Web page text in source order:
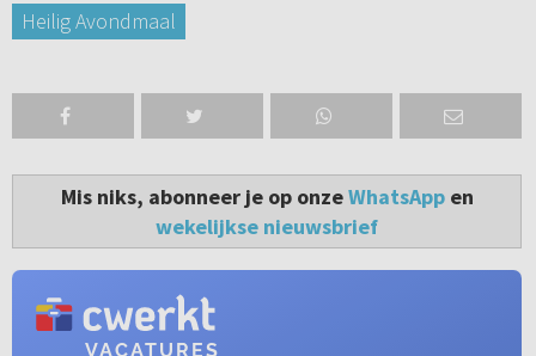
Heilig Avondmaal
Mis niks, abonneer je op onzeWhatsAppen
wekelijkse nieuwsbrief